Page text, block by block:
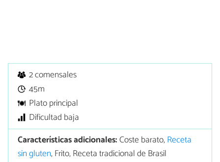
2 comensales
45m
Plato principal
Dificultad baja
Características adicionales:Coste barato,Receta
sin gluten, Frito, Receta tradicional de Brasil